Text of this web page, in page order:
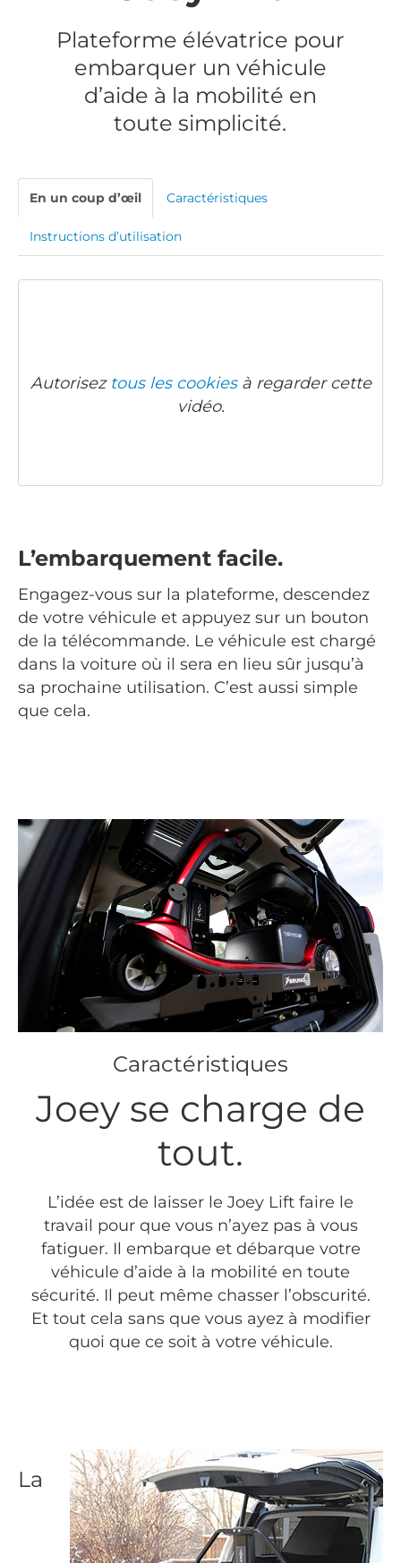
Plateforme élévatrice pour
embarquer un véhicule
d’aide à la mobilité en
toute simplicité.
En un coup d’œil Caractéristiques
Instructions d’utilisation
Autorisez tous les cookiesà regarder cette
vidéo.
L’embarquement facile.
Engagez-vous sur la plateforme, descendez
de votre véhicule et appuyez sur un bouton
de la télécommande. Le véhicule est chargé
dans la voiture où il sera en lieu sûr jusqu’à
sa prochaine utilisation. C’est aussi simple
que cela.
Caractéristiques
Joey se charge de
tout.
L’idée est de laisser le Joey Lift faire le
travail pour que vous n’ayez pas à vous
fatiguer. Il embarque et débarque votre
véhicule d’aide à la mobilité en toute
sécurité. Il peut même chasser l’obscurité.
Et tout cela sans que vous ayez à modifier
quoi que ce soit à votre véhicule.
La